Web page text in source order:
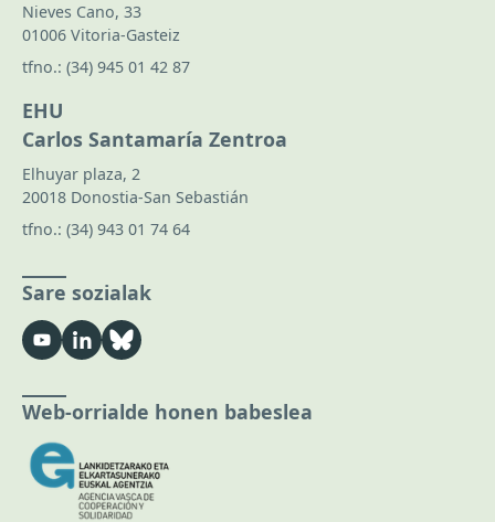
Nieves Cano, 33
01006 Vitoria-Gasteiz
tfno.: (34) 945 01 42 87
EHU
Carlos Santamaría Zentroa
Elhuyar plaza, 2
20018 Donostia-San Sebastián
tfno.: (34) 943 01 74 64
Sare sozialak
Web-orrialde honen babeslea